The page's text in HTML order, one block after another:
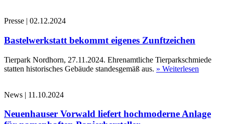
Presse | 02.12.2024
Bastelwerkstatt bekommt eigenes Zunftzeichen
Tierpark Nordhorn, 27.11.2024. Ehrenamtliche Tierparkschmiede
statten historisches Gebäude standesgemäß aus. » Weiterlesen
News | 11.10.2024
Neuenhauser Vorwald liefert hochmoderne Anlage